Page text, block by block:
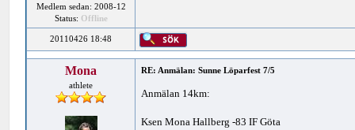
Medlem sedan: 2008-12
Status: Offline
20110426 18:48
Mona
athlete
RE: Anmälan: Sunne Löparfest 7/5
Anmälan 14km:
Ksen Mona Hallberg -83 IF Göta